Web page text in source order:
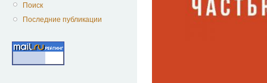
Поиск
Последние публикации